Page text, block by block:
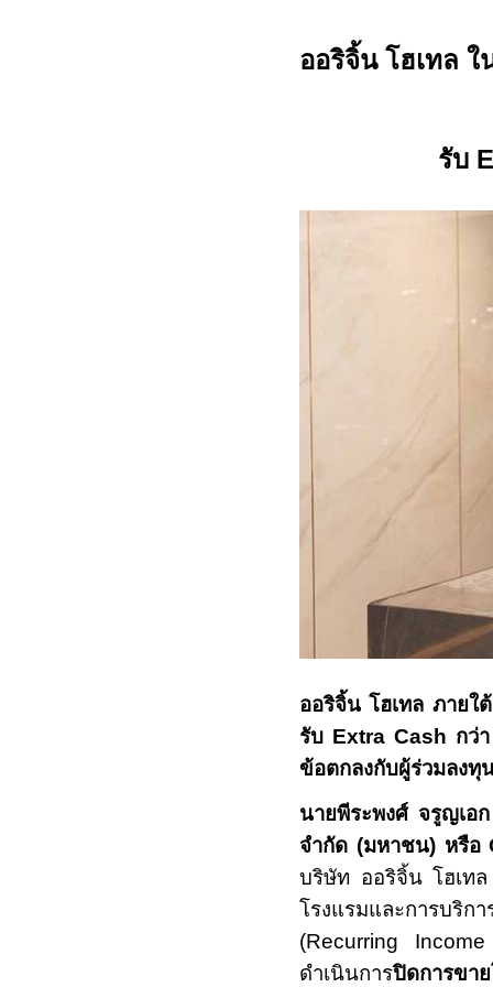
ออริจิ้น โฮเทล ใ
รับ
ออริจิ้น โฮเทล ภายใ
รับ Extra Cash กว่
ข้อตกลงกับผู้ร่วมลงทุ
นายพีระพงศ์ จรูญเอ
จำกัด (มหาชน) หรือ
บริษัท ออริจิ้น โฮเท
โรงแรมและการบริก
(Recurring
ดำเนินการปิดการขา